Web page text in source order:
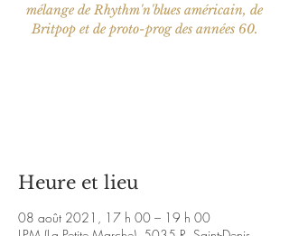
mélange de Rhythm'n'blues américain, de
Britpop et de proto-prog des années 60.
Heure et lieu
08 août 2021, 17 h 00 – 19 h 00